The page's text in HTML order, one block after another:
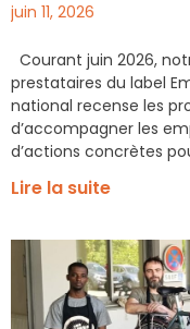
juin 11, 2026
Courant juin 2026,
prestataires du label
national recense les
d’accompagner les
d’actions concrètes
Lire la suite